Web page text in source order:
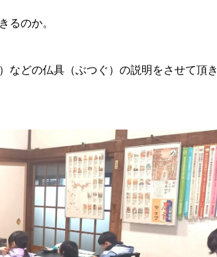
るのか。
などの仏具（ぶつぐ）の説明をさせて頂き